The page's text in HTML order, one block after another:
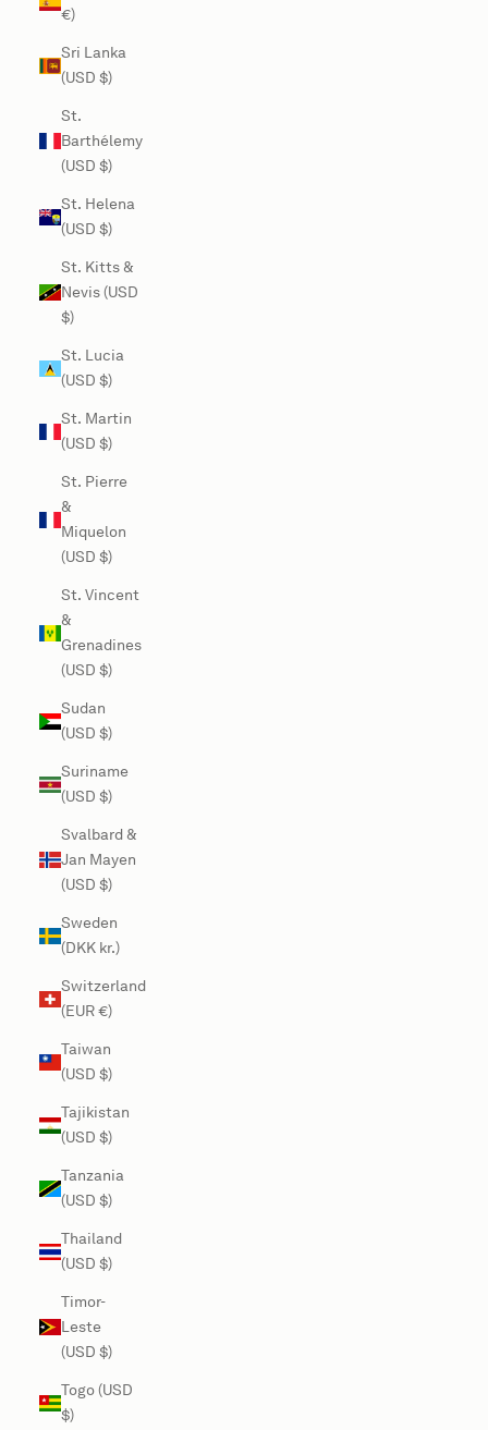
€)
Sri Lanka
(USD $)
St.
Barthélemy
(USD $)
St. Helena
(USD $)
St. Kitts &
Nevis (USD
$)
St. Lucia
(USD $)
St. Martin
(USD $)
St. Pierre
&
Miquelon
(USD $)
St. Vincent
&
Grenadines
(USD $)
Sudan
(USD $)
Suriname
(USD $)
Svalbard &
Jan Mayen
(USD $)
Sweden
(DKK kr.)
Switzerland
(EUR €)
Taiwan
(USD $)
Tajikistan
(USD $)
Tanzania
(USD $)
Thailand
(USD $)
Timor-
Leste
(USD $)
Togo (USD
$)